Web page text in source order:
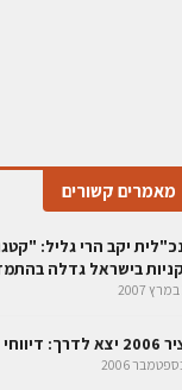
מאמרים קשורים
יקב הרי גליל:
בישראל גדלה
יקבי הצפון והדרום